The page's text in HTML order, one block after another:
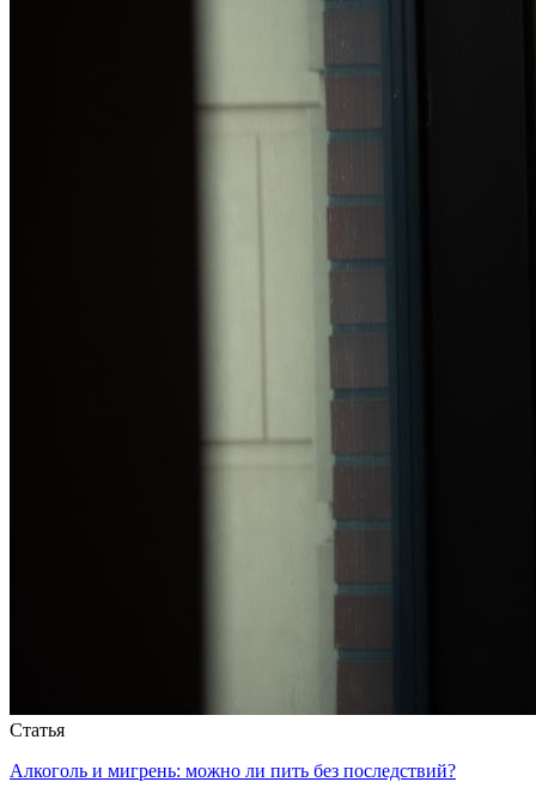
Статья
Алкоголь и мигрень: можно ли пить без последствий?